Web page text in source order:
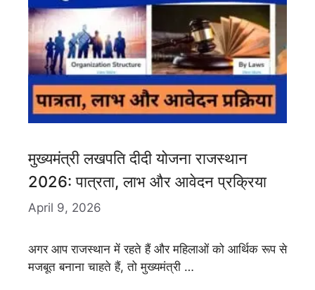
मुख्यमंत्री लखपति दीदी योजना राजस्थान
2026: पात्रता, लाभ और आवेदन प्रक्रिया
April 9, 2026
अगर आप राजस्थान में रहते हैं और महिलाओं को आर्थिक रूप से
मजबूत बनाना चाहते हैं, तो मुख्यमंत्री …